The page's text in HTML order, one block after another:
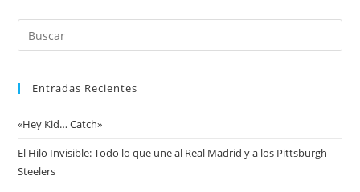
Entradas Recientes
«Hey Kid… Catch»
El Hilo Invisible: Todo lo que une al Real Madrid y a los Pittsburgh
Steelers